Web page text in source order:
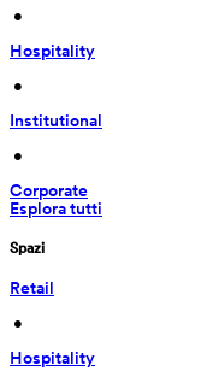
•
Hospitality
•
Institutional
•
Corporate
Esplora tutti
Spazi
Retail
•
Hospitality